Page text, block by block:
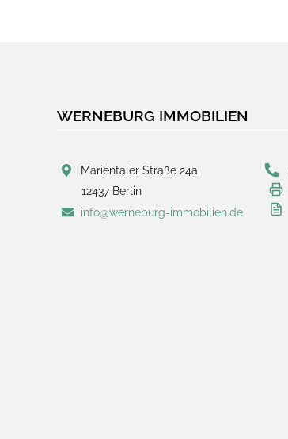
WERNEBURG IMMOBILIEN
Marientaler Straße 24a
12437 Berlin
info@werneburg-immobilien.de